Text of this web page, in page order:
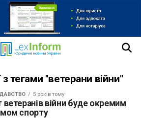
з тегами "ветерани війни"
5 років тому
ветеранів війни буде окремим
спорту